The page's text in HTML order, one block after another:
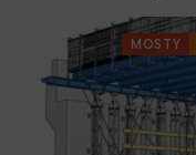
MOSTY